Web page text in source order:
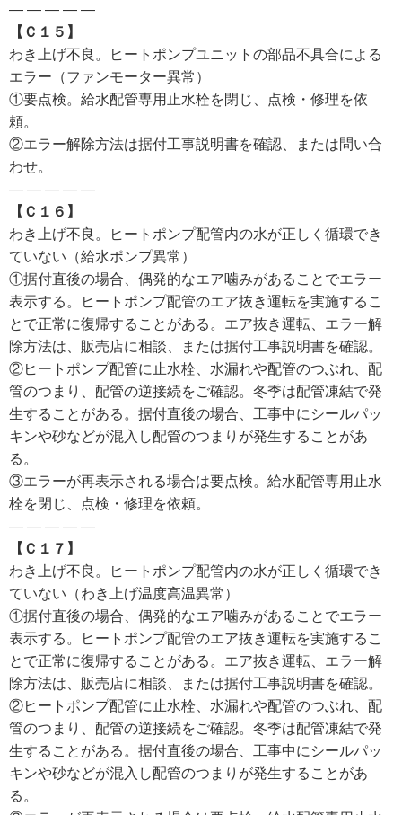
— — — — —
【Ｃ１５】
わき上げ不良。ヒートポンプユニットの部品不具合による
エラー（ファンモーター異常）
①要点検。給水配管専用止水栓を閉じ、点検・修理を依
頼。
②エラー解除方法は据付工事説明書を確認、または問い合
わせ。
— — — — —
【Ｃ１６】
わき上げ不良。ヒートポンプ配管内の水が正しく循環でき
ていない（給水ポンプ異常）
①据付直後の場合、偶発的なエア噛みがあることでエラー
表示する。ヒートポンプ配管のエア抜き運転を実施するこ
とで正常に復帰することがある。エア抜き運転、エラー解
除方法は、販売店に相談、または据付工事説明書を確認。
②ヒートポンプ配管に止水栓、水漏れや配管のつぶれ、配
管のつまり、配管の逆接続をご確認。冬季は配管凍結で発
生することがある。据付直後の場合、工事中にシールパッ
キンや砂などが混入し配管のつまりが発生することがあ
る。
③エラーが再表示される場合は要点検。給水配管専用止水
栓を閉じ、点検・修理を依頼。
— — — — —
【Ｃ１７】
わき上げ不良。ヒートポンプ配管内の水が正しく循環でき
ていない（わき上げ温度高温異常）
①据付直後の場合、偶発的なエア噛みがあることでエラー
表示する。ヒートポンプ配管のエア抜き運転を実施するこ
とで正常に復帰することがある。エア抜き運転、エラー解
除方法は、販売店に相談、または据付工事説明書を確認。
②ヒートポンプ配管に止水栓、水漏れや配管のつぶれ、配
管のつまり、配管の逆接続をご確認。冬季は配管凍結で発
生することがある。据付直後の場合、工事中にシールパッ
キンや砂などが混入し配管のつまりが発生することがあ
る。